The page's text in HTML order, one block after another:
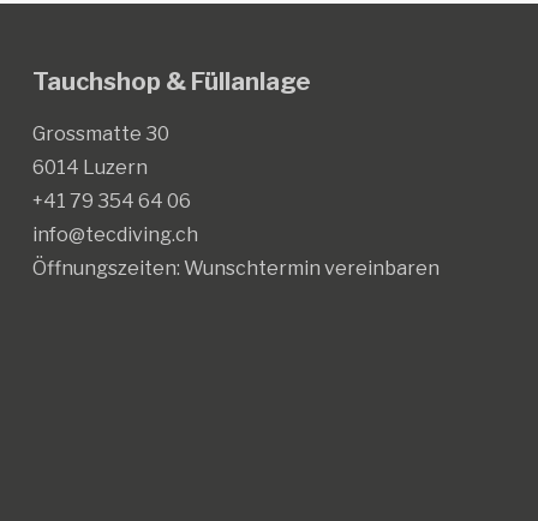
auf
Produktseite
werden
auf
Produktseite
Tauchshop & Füllanlage
Grossmatte 30
6014 Luzern
+41 79 354 64 06
info@tecdiving.ch
Öffnungszeiten: Wunschtermin vereinbaren